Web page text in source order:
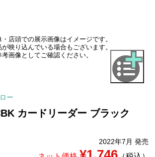
店頭での展示画像はイメージです。
映り込んでいる場合もございます。
考画像としてご確認ください。
ー
カードリーダー ブラック
2022年7月 発売